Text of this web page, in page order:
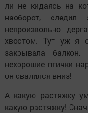
ли не кидаясь на
наоборот,
непроизвольно
хвостом. Тут уж я
закрывала
нехорошие птички
он свалился вниз!
А какую растяжку
какую растяжку!